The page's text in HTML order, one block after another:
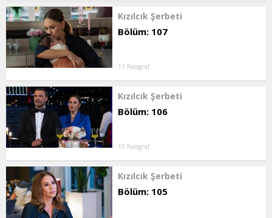
Kızılcık Şerbeti
Bölüm: 107
11 Fotoğraf
Kızılcık Şerbeti
Bölüm: 106
10 Fotoğraf
Kızılcık Şerbeti
Bölüm: 105